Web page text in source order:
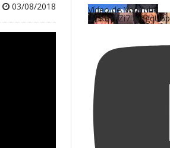
03/08/2018 Vídeo de YouTube